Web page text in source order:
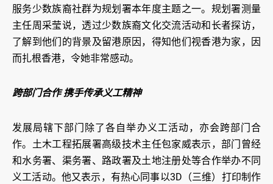
服务少数族裔社群为规划署本年度主题之一。规划署测量
主任周采莹说，透过少数族裔文化交流活动和长者探访，
了解到他们的背景及留港原因，得知他们视香港为家，因
而扎根香港，令她非常感动。
跨部门合作 携手传承义工精神
发展局辖下部门除了各自举办义工活动，亦会跨部门合
作。土木工程拓展署高级技术主任包家威表示，部门曾经
和水务署、渠务署、路政署及土地注册处等合作举办不同
义工活动。他又表示，有热心同事以3D（三维）打印制作